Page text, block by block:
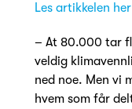
Les artikkelen her
– At 80.000 tar
veldig
ned noe. Men vi
hvem som får